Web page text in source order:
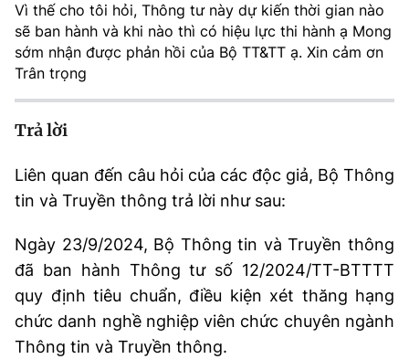
Năng lượng nguyên tử
Tin tổng hợp
Tin địa phương
Chuyển đổi số
Bưu chính, Viễn thông
Năng lượng nguyên tử
Khác
Videos
Ảnh
Voice
Nhiệm vụ trọng tâm
Chọn ngôn ngữ
Vietnamese English
Vì thế cho tôi hỏi, Thông tư này dự kiến thời gian nào
sẽ ban hành và khi nào thì có hiệu lực thi hành ạ Mong
sớm nhận được phản hồi của Bộ TT&TT ạ. Xin cảm ơn
Trân trọng
Trả lời
Liên quan đến câu hỏi của các độc giả, Bộ Thông
tin và Truyền thông trả lời như sau:
Ngày 23/9/2024, Bộ Thông tin và Truyền thông
đã ban hành Thông tư số 12/2024/TT-BTTTT
quy định tiêu chuẩn, điều kiện xét thăng hạng
chức danh nghề nghiệp viên chức chuyên ngành
Thông tin và Truyền thông.